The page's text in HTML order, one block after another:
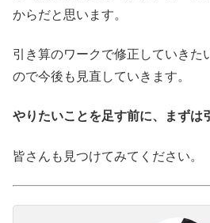
からだと思います。
引き算のワークで修正していきた
ので今後も見直していきます。
やりたいことを足す前に、まずは
皆さんも見つけてみてください。